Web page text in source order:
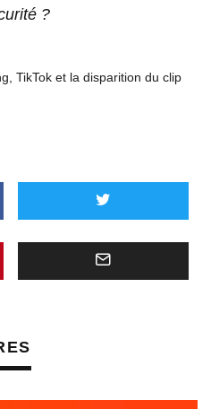
?
TikTok et la disparition du clip